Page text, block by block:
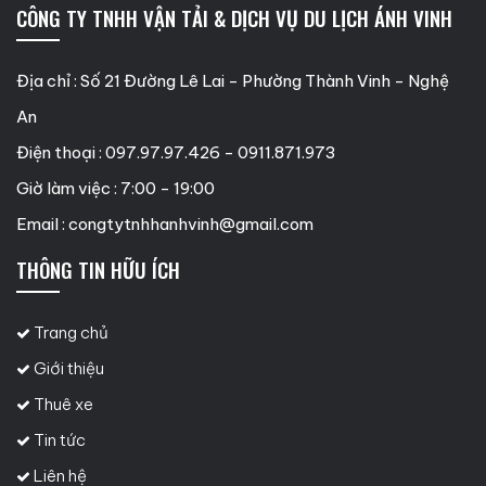
CÔNG TY TNHH VẬN TẢI & DỊCH VỤ DU LỊCH ÁNH VINH
Địa chỉ : Số 21 Đường Lê Lai - Phường Thành Vinh - Nghệ
An
Điện thoại : 097.97.97.426 - 0911.871.973
Giờ làm việc : 7:00 - 19:00
Email : congtytnhhanhvinh@gmail.com
THÔNG TIN HỮU ÍCH
Trang chủ
Giới thiệu
Thuê xe
Tin tức
Liên hệ